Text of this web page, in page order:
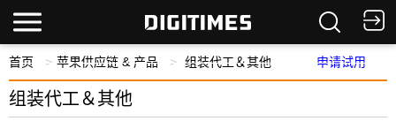
首页 苹果供应链 & 产品 组装代工＆其他 申请试用
组装代工＆其他